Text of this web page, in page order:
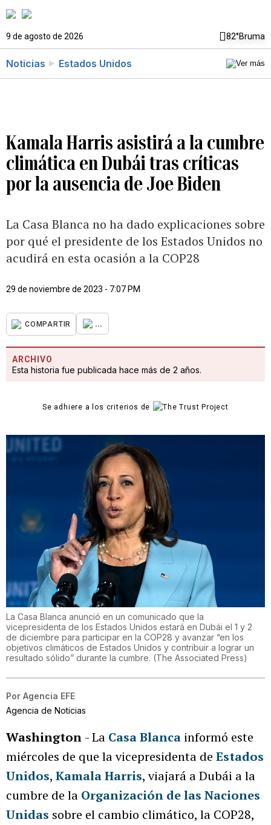
9 de agosto de 2026 82°Bruma
Noticias Estados Unidos
Kamala Harris asistirá a la cumbre
climática en Dubái tras críticas
por la ausencia de Joe Biden
La Casa Blanca no ha dado explicaciones sobre
por qué el presidente de los Estados Unidos no
acudirá en esta ocasión a la COP28
29 de noviembre de 2023 - 7:07 PM
COMPARTIR ...
ARCHIVO
Esta historia fue publicada hace más de 2 años.
Se adhiere a los criterios de
La Casa Blanca anunció en un comunicado que la
vicepresidenta de los Estados Unidos estará en Dubái el 1 y 2
de diciembre para participar en la COP28 y avanzar “en los
objetivos climáticos de Estados Unidos y contribuir a lograr un
resultado sólido” durante la cumbre. (The Associated Press)
Por Agencia EFE
Agencia de Noticias
Washington - La Casa Blanca informó este
miércoles de que la vicepresidenta de Estados
Unidos, Kamala Harris, viajará a Dubái a la
cumbre de la Organización de las Naciones
Unidas sobre el cambio climático, la COP28,